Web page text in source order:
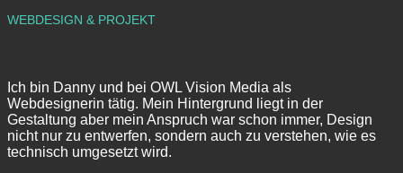
WEBDESIGN & PROJEKT
Ich bin Danny und bei OWL Vision Media als
Webdesignerin tätig. Mein Hintergrund liegt in der
Gestaltung aber mein Anspruch war schon immer, Design
nicht nur zu entwerfen, sondern auch zu verstehen, wie es
technisch umgesetzt wird.